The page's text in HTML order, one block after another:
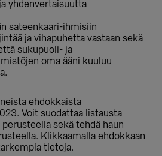
yhdenvertaisuutta
sateenkaari-ihmisiin
ja vihapuhetta vastaan sekä
sukupuoli- ja
oma ääni kuuluu
ehdokkaista
Voit suodattaa listausta
sekä tehdä haun
Klikkaamalla ehdokkaan
tietoja.